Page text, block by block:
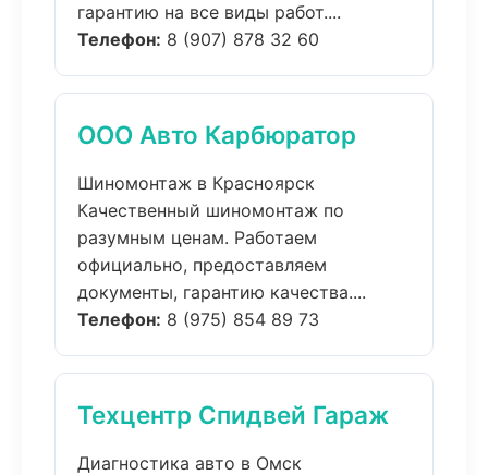
гарантию на все виды работ....
Телефон: 8 (907) 878 32 60
ООО Авто Карбюратор
Шиномонтаж в Красноярск
Качественный шиномонтаж по
разумным ценам. Работаем
официально, предоставляем
документы, гарантию качества....
Телефон: 8 (975) 854 89 73
Техцентр Спидвей Гараж
Диагностика авто в Омск